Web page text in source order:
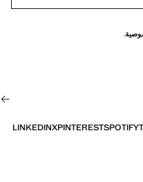
.
SPOTIFY
PINTEREST
X
LINKEDIN